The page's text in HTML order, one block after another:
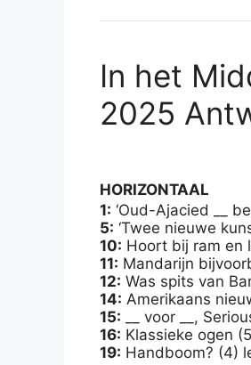
In het
2025
HORIZONTAAL
1: ‘Oud-Ajacied __
5: ‘Twee nieuwe
10: Hoort bij ram en
11: Mandarijn
12: Was spits van
14: Amerikaans
15: __ voor __,
16: Klassieke ogen
19: Handboom? (4)